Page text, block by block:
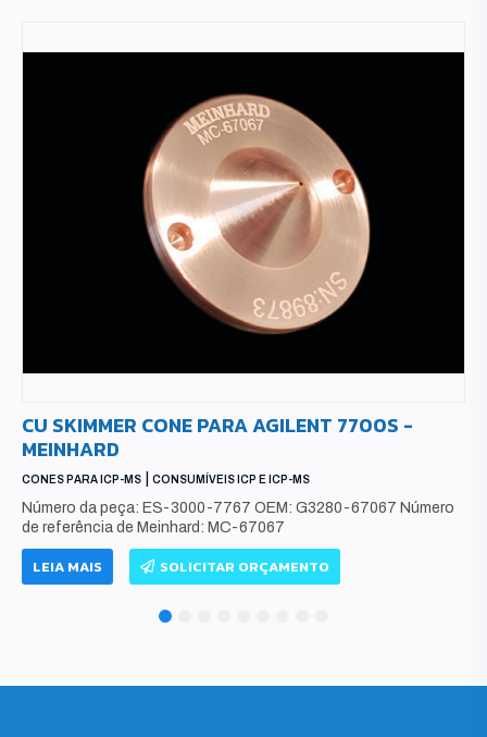
CU SKIMMER CONE PARA AGILENT 7700S -
MEINHARD
CONES PARA ICP-MS CONSUMÍVEIS ICP E ICP-MS
Número da peça: ES-3000-7767 OEM: G3280-67067 Número
de referência de Meinhard: MC-67067
LEIA MAIS SOLICITAR ORÇAMENTO
4